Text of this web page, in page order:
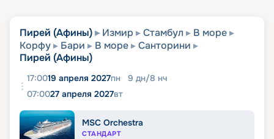
Пирей (Афины) Измир Стамбул
В море
Корфу
Бари В море
Санторини
Пирей (Афины)
17:0019 апреля 2027пн 9 дн/8 нч
07:0027 апреля 2027вт
MSC Orchestra
СТАНДАРТ